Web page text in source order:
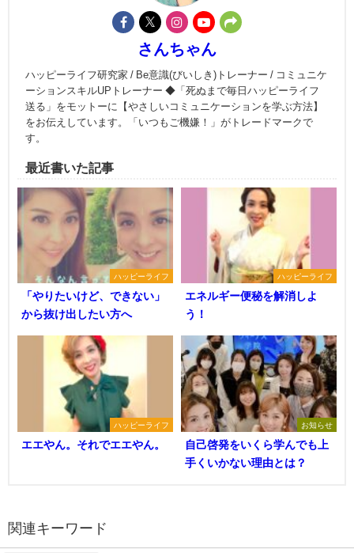
さんちゃん
ハッピーライフ研究家 / Be意識(びいしき)トレーナー / コミュニケ
ーションスキルUPトレーナー ◆「死ぬまで毎日ハッピーライフ
送る」をモットーに【やさしいコミュニケーションを学ぶ方法】
をお伝えしています。「いつもご機嫌！」がトレードマークで
す。
最近書いた記事
ハッピーライフ
「やりたいけど、できない」
から抜け出したい方へ
ハッピーライフ
エネルギー便秘を解消しよ
う！
ハッピーライフ
エエやん。それでエエやん。
お知らせ
自己啓発をいくら学んでも上
手くいかない理由とは？
関連キーワード